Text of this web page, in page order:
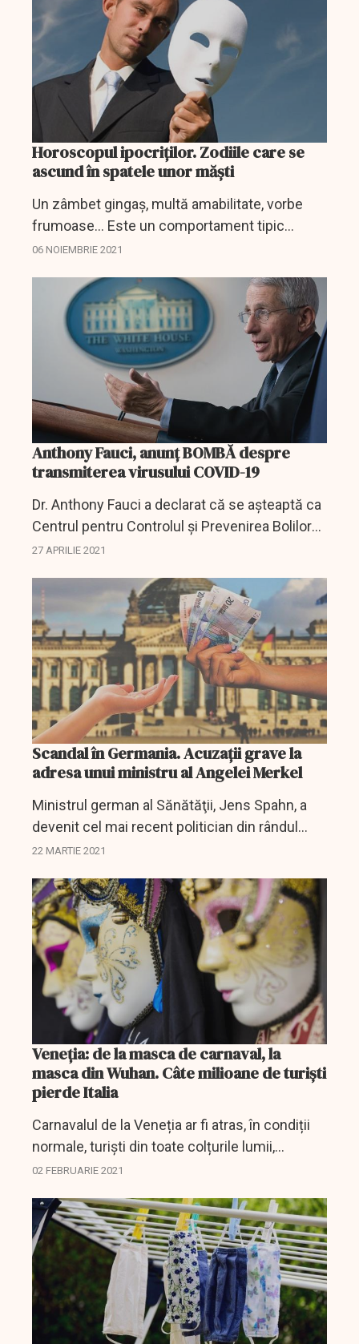
Horoscopul ipocriților. Zodiile care se
ascund în spatele unor măști
Un zâmbet gingaș, multă amabilitate, vorbe
frumoase... Este un comportament tipic
ipocritului, care vrea să obțină ceva pentru
acestei descrieri.
06 NOIEMBRIE 2021
Anthony Fauci, anunţ BOMBĂ despre
transmiterea virusului COVID-19
Dr. Anthony Fauci a declarat că se așteaptă ca
Centrul pentru Controlul și Prevenirea Bolilor
(CDC) să elaboreze un set de îndrumări
exterior,...
27 APRILIE 2021
Scandal în Germania. Acuzații grave la
adresa unui ministru al Angelei Merkel
Ministrul german al Sănătăţii, Jens Spahn, a
devenit cel mai recent politician din rândul
conservatorilor conduşi de cancelarul Angela
legat de...
22 MARTIE 2021
Veneția: de la masca de carnaval, la
masca din Wuhan. Câte milioane de turiști
pierde Italia
Carnavalul de la Veneția ar fi atras, în condiții
normale, turiști din toate colțurile lumii,
estimându-se că în timpul zilelor de carnaval
de...
02 FEBRUARIE 2021